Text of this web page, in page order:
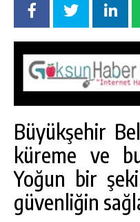
Büyükşehir
küreme ve
Yoğun bir
güvenliğin